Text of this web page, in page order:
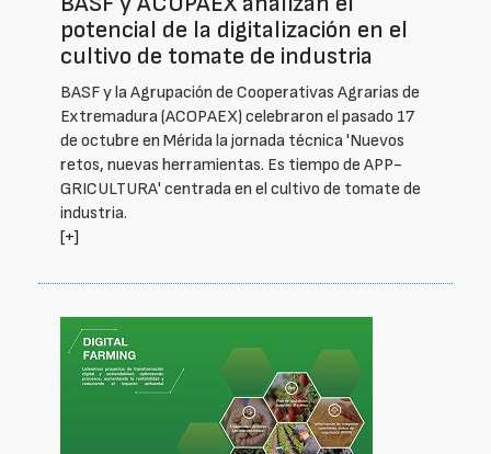
potencial de la digitalización en el
cultivo de tomate de industria
BASF y la Agrupación de Cooperativas Agrarias de
Extremadura (ACOPAEX) celebraron el pasado 17
de octubre en Mérida la jornada técnica 'Nuevos
retos, nuevas herramientas. Es tiempo de APP-
GRICULTURA' centrada en el cultivo de tomate de
industria.
[+]